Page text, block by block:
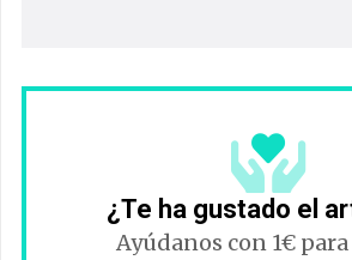
¿Te ha gustado el
Ayúdanos con 1€